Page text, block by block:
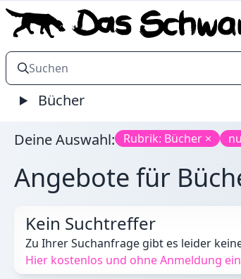
Bücher
Deine Auswahl: Rubrik: Bücher ×
Angebote für
Kein Suchtreffer
Zu Ihrer Suchanfrage gibt es leider
Hier kostenlos und ohne Anmeldung